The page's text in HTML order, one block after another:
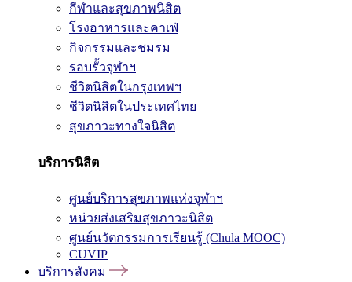
กีฬาและสุขภาพนิสิต
โรงอาหารและคาเฟ่
กิจกรรมและชมรม
รอบรั้วจุฬาฯ
ชีวิตนิสิตในกรุงเทพฯ
ชีวิตนิสิตในประเทศไทย
สุขภาวะทางใจนิสิต
บริการนิสิต
ศูนย์บริการสุขภาพแห่งจุฬาฯ
หน่วยส่งเสริมสุขภาวะนิสิต
ศูนย์นวัตกรรมการเรียนรู้ (Chula MOOC)
CUVIP
บริการสังคม